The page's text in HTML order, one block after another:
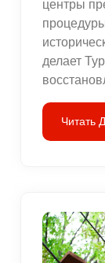
центры
делает
Читать